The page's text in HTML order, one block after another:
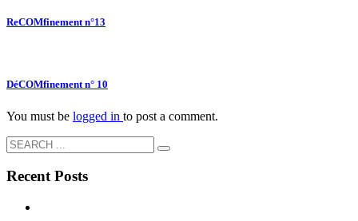
ReCOMfinement n°13
DéCOMfinement n° 10
You must be logged in to post a comment.
Recent Posts